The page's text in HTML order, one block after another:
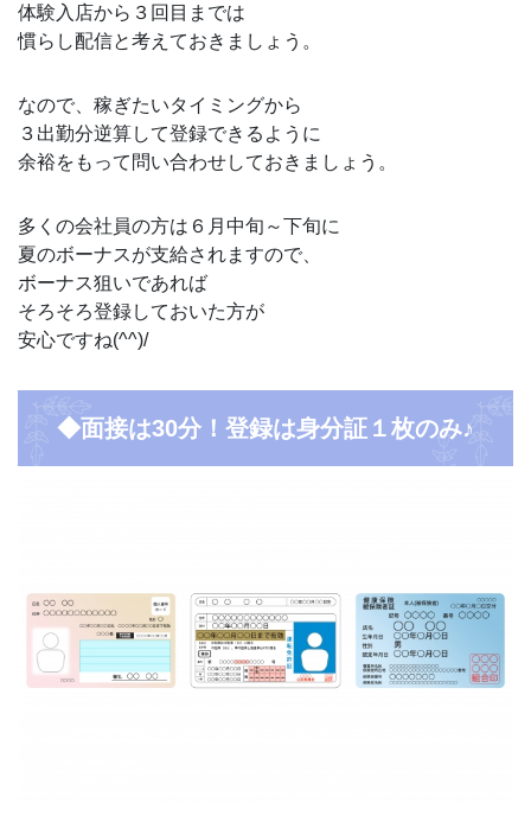
体験入店から３回目までは
慣らし配信と考えておきましょう。
なので、稼ぎたいタイミングから
３出勤分逆算して登録できるように
余裕をもって問い合わせしておきましょう。
多くの会社員の方は６月中旬～下旬に
夏のボーナスが支給されますので、
ボーナス狙いであれば
そろそろ登録しておいた方が
安心ですね(^^)/
◆面接は30分！登録は身分証１枚のみ♪